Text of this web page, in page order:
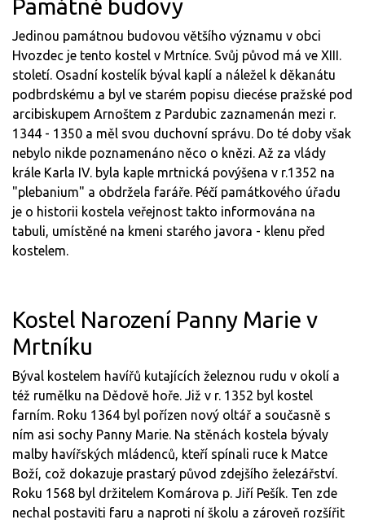
Památné budovy
Jedinou památnou budovou většího významu v obci
Hvozdec je tento kostel v Mrtníce. Svůj původ má ve XIII.
století. Osadní kostelík býval kaplí a náležel k děkanátu
podbrdskému a byl ve starém popisu diecése pražské pod
arcibiskupem Arnoštem z Pardubic zaznamenán mezi r.
1344 - 1350 a měl svou duchovní správu. Do té doby však
nebylo nikde poznamenáno něco o knězi. Až za vlády
krále Karla IV. byla kaple mrtnická povýšena v r.1352 na
"plebanium" a obdržela faráře. Péčí památkového úřadu
je o historii kostela veřejnost takto informována na
tabuli, umístěné na kmeni starého javora - klenu před
kostelem.
Kostel Narození Panny Marie v
Mrtníku
Býval kostelem havířů kutajících železnou rudu v okolí a
též rumělku na Dědově hoře. Již v r. 1352 byl kostel
farním. Roku 1364 byl pořízen nový oltář a současně s
ním asi sochy Panny Marie. Na stěnách kostela bývaly
malby havířských mládenců, kteří spínali ruce k Matce
Boží, což dokazuje prastarý původ zdejšího železářství.
Roku 1568 byl držitelem Komárova p. Jiří Pešík. Ten zde
nechal postaviti faru a naproti ní školu a zároveň rozšířit